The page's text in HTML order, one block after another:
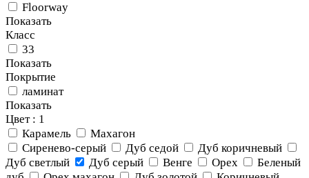
Floorway
Показать
Класс
33
Показать
Покрытие
ламинат
Показать
Цвет : 1
Карамель
Махагон
Сиренево-серый
Дуб седой
Дуб коричневый
Дуб светлый
Дуб серый Венге Орех
Беленый